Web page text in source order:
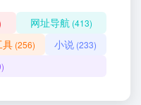
网址导航 (413)
具(256) 小说 (233)